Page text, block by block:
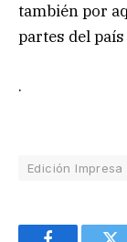
también por
partes del
.
Edición Impresa